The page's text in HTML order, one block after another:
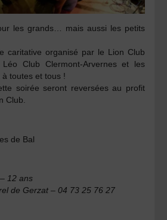
les grands… mais aussi les petits
caritative organisé par le Lion Club
Léo Club Clermont-Arvernes et les
toutes et tous !
soirée seront reversées au profit
Club.
de Bal
12 ans
de Gerzat – 04 73 25 76 27